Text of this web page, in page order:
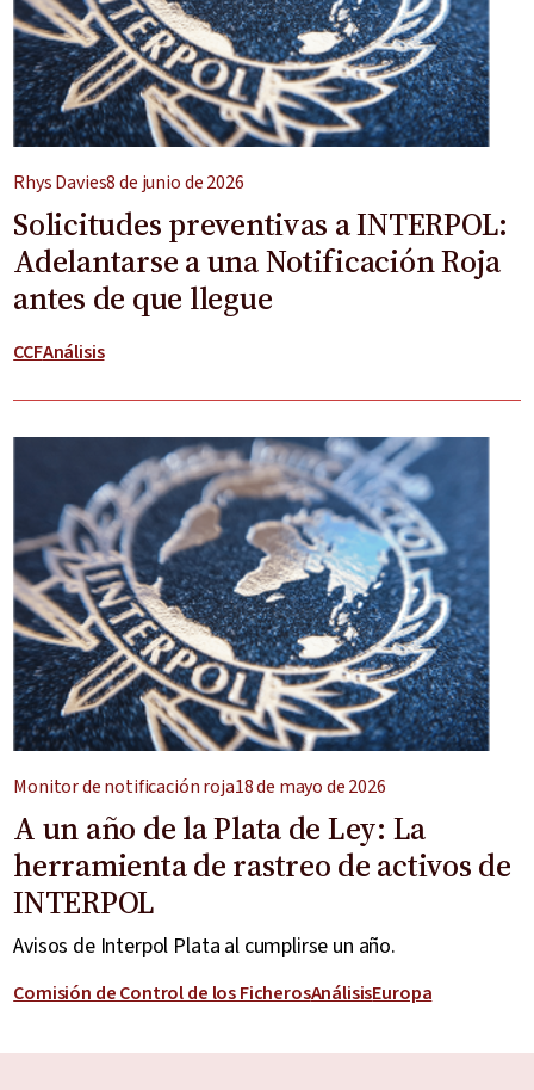
Rhys Davies8 de junio de 2026
Solicitudes preventivas a INTERPOL:
Adelantarse a una Notificación Roja
antes de que llegue
CCFAnálisis
Monitor de notificación roja18 de mayo de 2026
A un año de la Plata de Ley: La
herramienta de rastreo de activos de
INTERPOL
Avisos de Interpol Plata al cumplirse un año.
Comisión de Control de los FicherosAnálisisEuropa